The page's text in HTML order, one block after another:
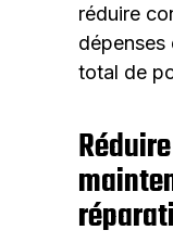
réduire
dépenses
total de